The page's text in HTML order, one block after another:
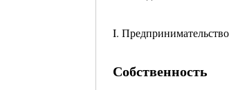
I. Предпринимательство
Собственность